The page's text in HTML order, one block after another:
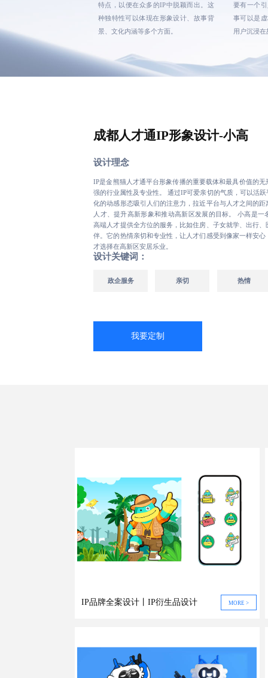
特点，以便在众多的IP中脱颖而出。这
种独特性可以体现在形象设计、故事背
景、文化内涵等多个方面。
要有一个
事可以是
用户沉浸
成都人才通IP形象设计-小高
设计理念
IP是金熊猫人才通平台形象传播的重要载体和最具价值的无
强的行业属性及专业性。 通过IP可爱亲切的气质，可以活
化的动感形态吸引人们的注意力，拉近平台与人才之间的距
人才、提升高新形象和推动高新区发展的目标。 小高是一
高端人才提供全方位的服务，比如住房、子女就学、出行、
伴。它的热情亲切和专业性，让人才们感受到像家一样安心
才选择在高新区安居乐业。
设计关键词：
政企服务 亲切 热情
我要定制
IP品牌全案设计丨IP衍生品设计 MORE >